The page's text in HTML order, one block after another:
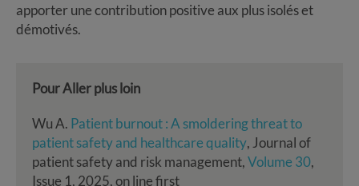
apporter une contribution positive aux plus isolés et
démotivés.
Pour Aller plus loin
Wu A. Patient burnout : A smoldering threat to
patient safety and healthcare quality, Journal of
patient safety and risk management,Volume 30,
Issue 1, 2025, on line first